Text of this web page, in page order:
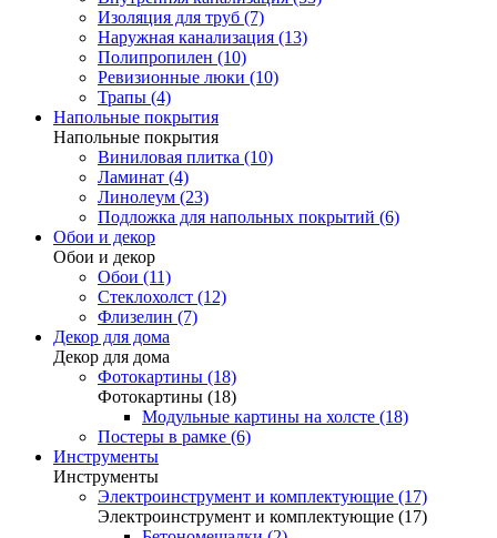
Изоляция для труб (7)
Наружная канализация (13)
Полипропилен (10)
Ревизионные люки (10)
Трапы (4)
Напольные покрытия
Напольные покрытия
Виниловая плитка (10)
Ламинат (4)
Линолеум (23)
Подложка для напольных покрытий (6)
Обои и декор
Обои и декор
Обои (11)
Стеклохолст (12)
Флизелин (7)
Декор для дома
Декор для дома
Фотокартины (18)
Фотокартины (18)
Модульные картины на холсте (18)
Постеры в рамке (6)
Инструменты
Инструменты
Электроинструмент и комплектующие (17)
Электроинструмент и комплектующие (17)